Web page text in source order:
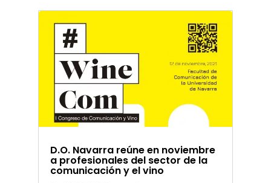
D.O. Navarra reúne en noviembre
a profesionales del sector de la
comunicación y el vino